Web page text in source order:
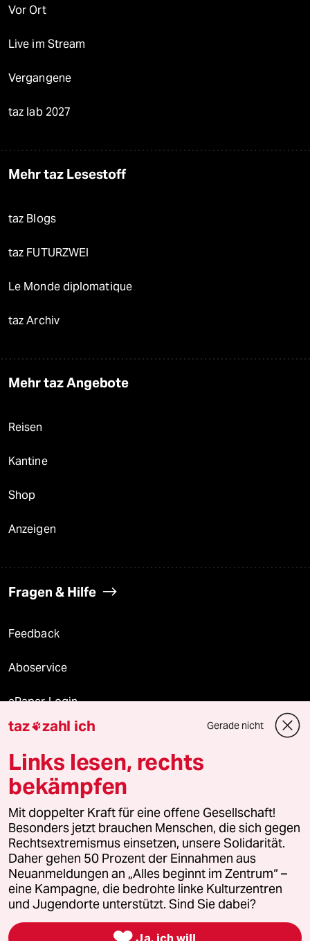
Vor Ort
Live im Stream
Vergangene
taz lab 2027
Mehr taz Lesestoff
taz Blogs
taz FUTURZWEI
Le Monde diplomatique
taz Archiv
Mehr taz Angebote
Reisen
Kantine
Shop
Anzeigen
Fragen & Hilfe
Feedback
Aboservice
ePaper Login
Downloads für Abonnierende
© 2026 taz Verlags und Vertriebs GmbH
Alle Rechte vorbehalten. Bei rechtlichen Fragen oder für Genehmigungen
wenden Sie sich bitte an lizenzen@taz.de
Feedback Redaktionsstatut Kommune-Richtlinien
Leitlinie Informant Datenschutz Impressum AGB
Seitenwende Einwilligungen widerrufen (Ads)
taz zahl ich Gerade nicht
Links lesen, rechts
bekämpfen
Mit doppelter Kraft für eine offene Gesellschaft!
Besonders jetzt brauchen Menschen, die sich gegen
Rechtsextremismus einsetzen, unsere Solidarität.
Daher gehen 50 Prozent der Einnahmen aus
Neuanmeldungen an „Alles beginnt im Zentrum“ –
eine Kampagne, die bedrohte linke Kulturzentren
und Jugendorte unterstützt. Sind Sie dabei?
Ja, ich will